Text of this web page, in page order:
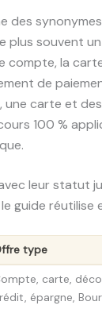
plus souvent
compte, la
de
carte et
100 %
leur statut
guide réutilise
type
carte,
épargne,